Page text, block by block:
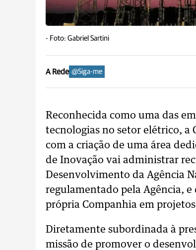
- Foto: Gabriel Sartini
A Rede @Siga-me
Reconhecida como uma das
tecnologias no setor elétrico, a
com a criação de uma área
de Inovação vai administrar
Desenvolvimento da Agência
regulamentado pela Agência,
própria Companhia em
Diretamente subordinada à
missão de promover o